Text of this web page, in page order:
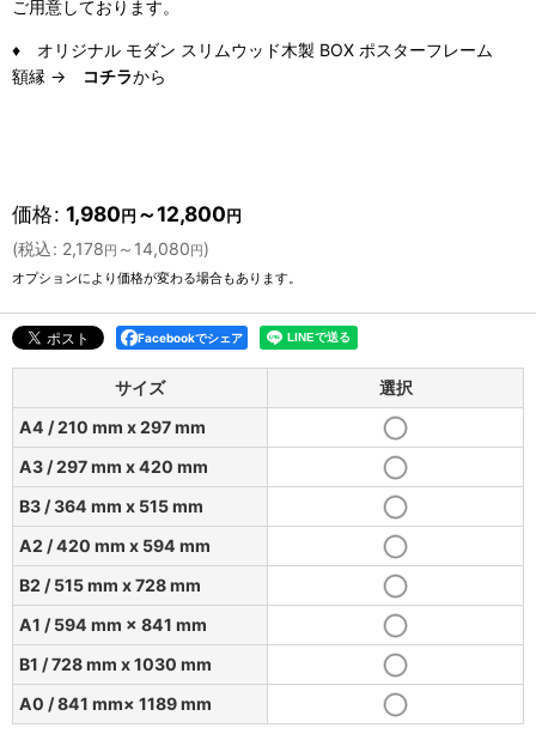
ご用意しております。
♦ オリジナル モダン スリムウッド木製 BOX ポスターフレーム
額縁 →
コチラから
価格: 1,980円 ～12,800円
(税込: 2,178円 ～14,080円)
オプションにより価格が変わる場合もあります。
Facebookでシェア
サイズ
選択
A4 / 210 mm x 297 mm
A3 / 297 mm x 420 mm
B3 / 364 mm x 515 mm
A2 / 420 mm x 594 mm
B2 / 515 mm x 728 mm
A1 / 594 mm × 841 mm
B1 / 728 mm x 1030 mm
A0 / 841 mm× 1189 mm